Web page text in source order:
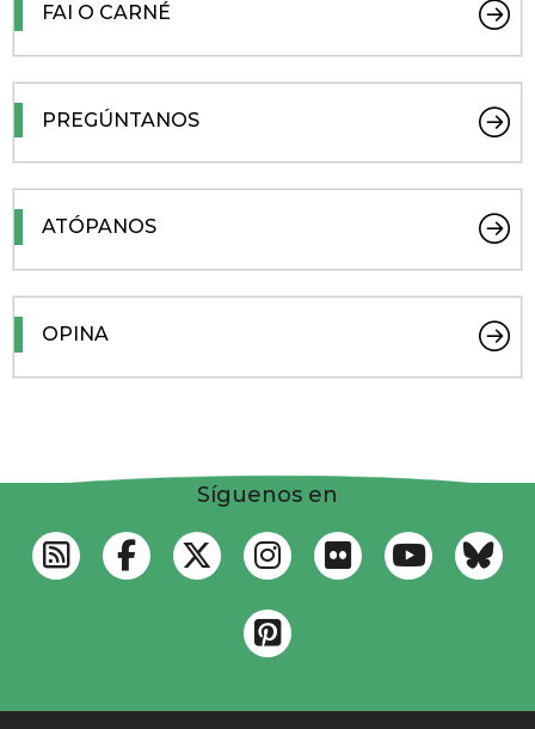
FAI O CARNÉ
PREGÚNTANOS
ATÓPANOS
OPINA
Síguenos en